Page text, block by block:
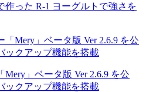
作った R-1 ヨーグルトで強さを
」ベータ版 Ver 2.6.9 を公
ックアップ機能を搭載